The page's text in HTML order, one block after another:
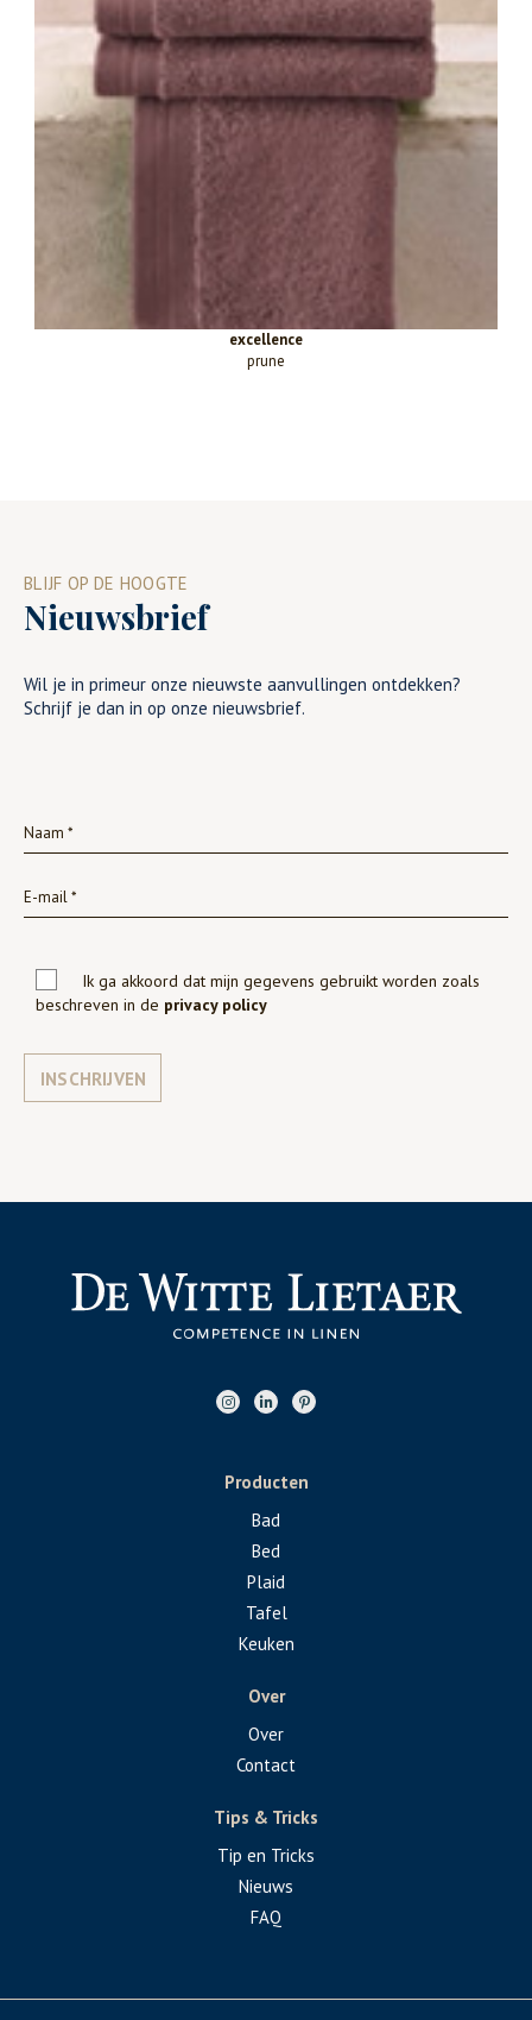
excellence
prune
BLIJF OP DE HOOGTE
Nieuwsbrief
Wil je in primeur onze nieuwste aanvullingen ontdekken?
Schrijf je dan in op onze nieuwsbrief.
Ik ga akkoord dat mijn gegevens gebruikt worden zoals
beschreven in de privacy policy
INSCHRIJVEN
Producten
Bad
Bed
Plaid
Tafel
Keuken
Over
Over
Contact
Tips & Tricks
Tip en Tricks
Nieuws
FAQ